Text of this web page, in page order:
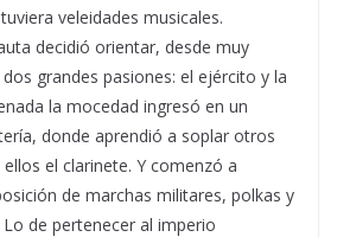
veleidades musicales.
decidió orientar, desde muy
grandes pasiones: el ejército y la
la mocedad ingresó en un
donde aprendió a soplar otros
el clarinete. Y comenzó a
de marchas militares, polkas y
de pertenecer al imperio